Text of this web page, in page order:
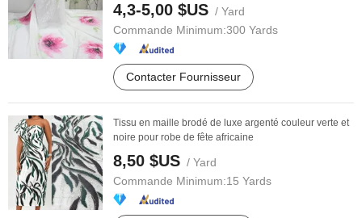
4,3-5,00 $US / Yard
Commande Minimum:300 Yards
Contacter Fournisseur
Tissu en maille brodé de luxe argenté couleur verte et
noire pour robe de fête africaine
8,50 $US / Yard
Commande Minimum:15 Yards